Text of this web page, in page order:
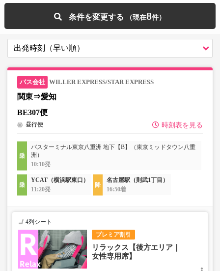
条件を変更する 8
WILLER EXPRESS/STAR EXPRESS
関東⇒愛知
BE307便
時刻表を見る
昼行便
バスターミナル東京八重洲 地下【B】（東京ミッドタウン八重
洲）
10:10発
YCAT（横浜駅東口）
11:20発
名古屋駅（則武1丁目）
16:50着
プレミア割引
4列シート
リラックス【後方エリア｜
女性専用席】